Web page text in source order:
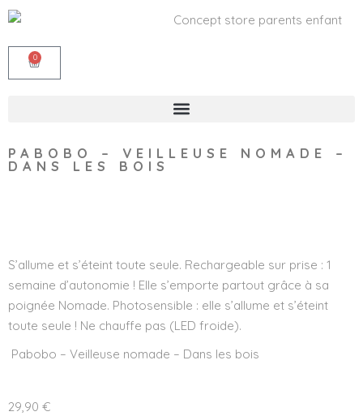
0
PABOBO – VEILLEUSE NOMADE –
DANS LES BOIS
S’allume et s’éteint toute seule. Rechargeable sur prise : 1
semaine d’autonomie ! Elle s’emporte partout grâce à sa
poignée Nomade. Photosensible : elle s’allume et s’éteint
toute seule ! Ne chauffe pas (LED froide).
Pabobo – Veilleuse nomade – Dans les bois
29,90 €